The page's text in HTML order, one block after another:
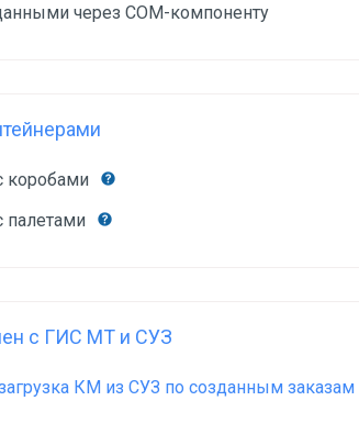
через COM-компоненту
коробами
палетами
с ГИС МТ и СУЗ
КМ из СУЗ по созданным заказам